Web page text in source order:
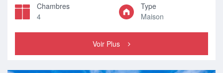
Chambres
4
Type
Maison
Voir Plus